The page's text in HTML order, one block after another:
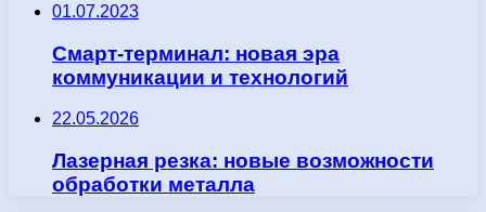
01.07.2023
Смарт-терминал: новая эра
коммуникации и технологий
22.05.2026
Лазерная резка: новые возможности
обработки металла